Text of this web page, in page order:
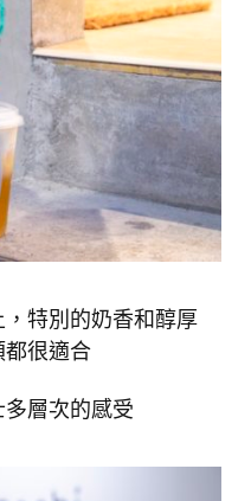
特別的奶香和醇厚
很適合
層次的感受